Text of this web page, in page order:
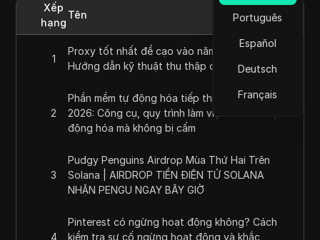
Português
Español
Deutsch
Français
Xếp
hạng
Tên
1
Proxy tốt nhất để cạo vào năm 2026:
Hướng dẫn kỹ thuật thu thập dữ liệu
2
Phần mềm tự động hóa tiếp thị tốt nhất năm
2026: Công cụ, quy trình làm việc và cách tự
động hóa mà không bị cấm
3
Pudgy Penguins Airdrop Mùa Thứ Hai Trên
Solana | AIRDROP TIỀN ĐIỆN TỬ SOLANA
NHẬN PENGU NGAY BÂY GIỜ
4
Pinterest có ngừng hoạt động không? Cách
kiểm tra sự cố ngừng hoạt động và khắc